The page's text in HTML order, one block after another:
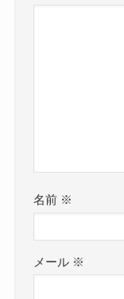
名前 ※
メール ※